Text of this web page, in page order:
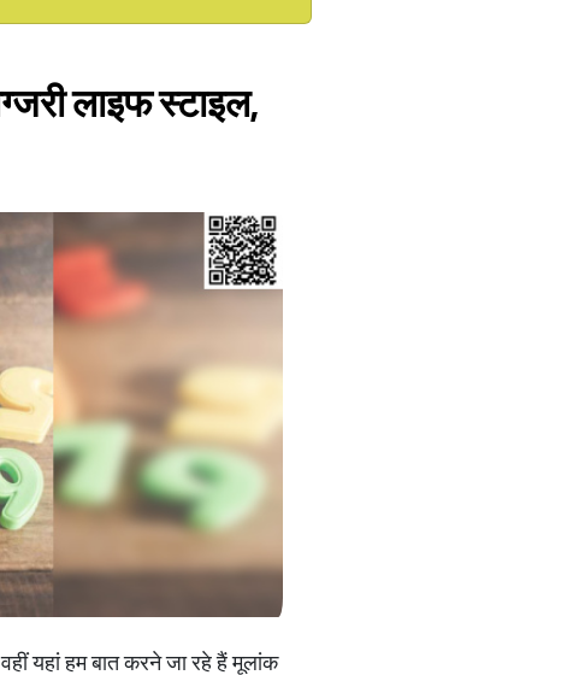
लाइफ स्टाइल,
यहां हम बात करने जा रहे हैं मूलांक